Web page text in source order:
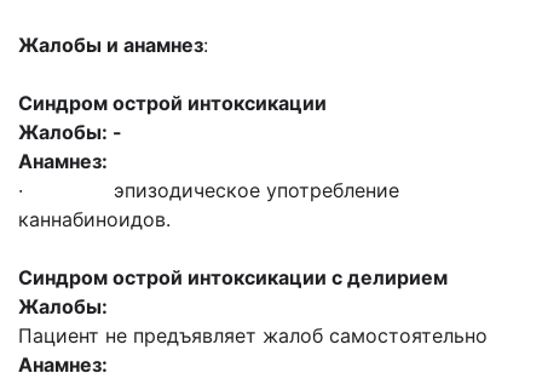
Жалобы и анамнез:
Синдром острой интоксикации
Жалобы: -
Анамнез:
· эпизодическое употребление
каннабиноидов.
Синдром острой интоксикации с делирием
Жалобы:
Пациент не предъявляет жалоб самостоятельно
Анамнез: